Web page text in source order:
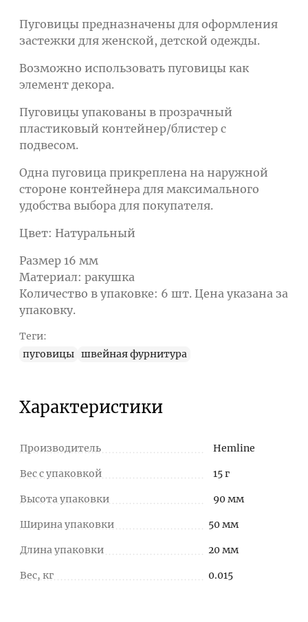
Пуговицы предназначены для оформления
застежки для женской, детской одежды.
Возможно использовать пуговицы как
элемент декора.
Пуговицы упакованы в прозрачный
пластиковый контейнер/блистер с
подвесом.
Одна пуговица прикреплена на наружной
стороне контейнера для максимального
удобства выбора для покупателя.
Цвет: Натуральный
Размер 16 мм
Материал: ракушка
Количество в упаковке: 6 шт. Цена указана за
упаковку.
Теги:
пуговицы швейная фурнитура
Характеристики
Производитель Hemline
Вес с упаковкой 15 г
Высота упаковки 90 мм
Ширина упаковки 50 мм
Длина упаковки 20 мм
Вес, кг 0.015